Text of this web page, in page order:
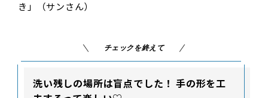
き」（サンさん）
チェックを終えて
洗い残しの場所は盲点でした！ 手の形を工